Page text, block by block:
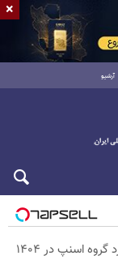
آرشیو
اسنپ در ۱۴۰۴
×